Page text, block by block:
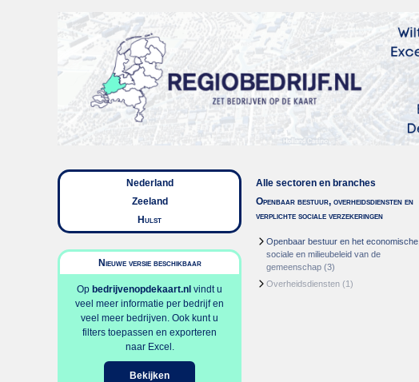
Nederland
Zeeland
Hulst
Nieuwe versie beschikbaar
Op bedrijvenopdekaart.nl vindt u
veel meer informatie per bedrijf en
veel meer bedrijven. Ook kunt u
filters toepassen en exporteren
naar Excel.
Bekijken
Alle sectoren en branches
Openbaar bestuur, overheidsdiensten en
verplichte sociale verzekeringen
Openbaar bestuur en het economische,
sociale en milieubeleid van de
gemeenschap (3)
Overheidsdiensten (1)